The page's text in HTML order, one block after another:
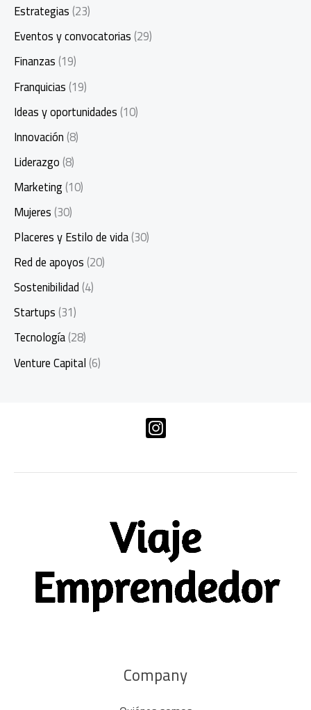
Estrategias(23)
Eventos y convocatorias(29)
Finanzas(19)
Franquicias(19)
Ideas y oportunidades(10)
Innovación(8)
Liderazgo(8)
Marketing(10)
Mujeres(30)
Placeres y Estilo de vida(30)
Red de apoyos(20)
Sostenibilidad(4)
Startups(31)
Tecnología(28)
Venture Capital(6)
Company